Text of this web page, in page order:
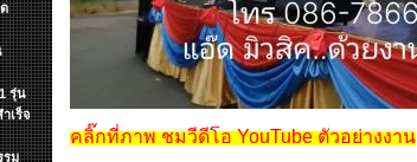
รุ่น
เร็จ
รม
คลิ๊กที่ภาพ ชมวีดีโอ YouTube ตัวอย่างงาน